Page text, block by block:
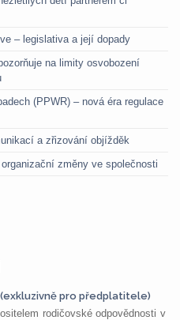
– legislativa a její dopady
na limity osvobození
(PPWR) – nová éra regulace
a zřizování objížděk
změny ve společnosti
pro předplatitele)
rodičovské odpovědnosti v